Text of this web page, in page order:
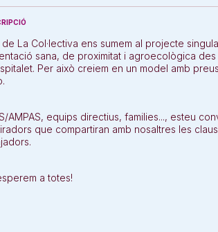
de La Col·lectiva ens sumem al projecte
sana, de proximitat i agroecològica
Per això creiem en un model amb
AMPAS, equips directius, families..., esteu
que compartiran amb nosaltres les
a totes!